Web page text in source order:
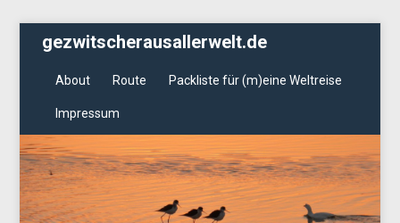
gezwitscherausallerwelt.de
About Route Packliste für (m)eine Weltreise
Impressum